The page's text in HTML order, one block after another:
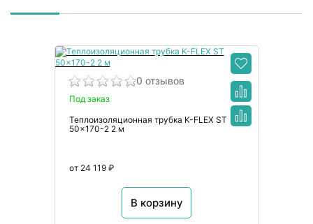
0 отзывов
Под заказ
Теплоизоляционная трубка K-FLEX ST
50x170-2 2 м
от 24 119 ₽
В корзину